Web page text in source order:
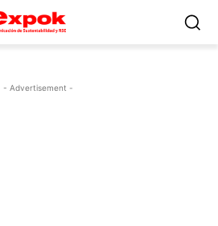
- Advertisement -